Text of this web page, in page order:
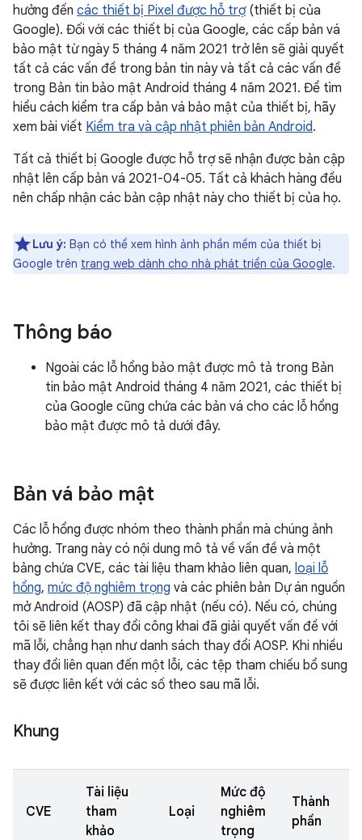
hưởng đến các thiết bị Pixel được hỗ trợ(thiết bị của
Google). Đối với các thiết bị của Google, các cấp bản vá
bảo mật từ ngày 5 tháng 4 năm 2021 trở lên sẽ giải quyết
tất cả các vấn đề trong bản tin này và tất cả các vấn đề
trong Bản tin bảo mật Android tháng 4 năm 2021. Để tìm
hiểu cách kiểm tra cấp bản vá bảo mật của thiết bị, hãy
xem bài viết Kiểm tra và cập nhật phiên bản Android.
Tất cả thiết bị Google được hỗ trợ sẽ nhận được bản cập
nhật lên cấp bản vá 2021-04-05. Tất cả khách hàng đều
nên chấp nhận các bản cập nhật này cho thiết bị của họ.
Lưu ý: Bạn có thể xem hình ảnh phần mềm của thiết bị
Google trên trang web dành cho nhà phát triển của Google.
Thông báo
Ngoài các lỗ hổng bảo mật được mô tả trong Bản
tin bảo mật Android tháng 4 năm 2021, các thiết bị
của Google cũng chứa các bản vá cho các lỗ hổng
bảo mật được mô tả dưới đây.
Bản vá bảo mật
Các lỗ hổng được nhóm theo thành phần mà chúng ảnh
hưởng. Trang này có nội dung mô tả về vấn đề và một
bảng chứa CVE, các tài liệu tham khảo liên quan, loại lỗ
hổng, mức độ nghiêm trọng và các phiên bản Dự án nguồn
mở Android (AOSP) đã cập nhật (nếu có). Nếu có, chúng
tôi sẽ liên kết thay đổi công khai đã giải quyết vấn đề với
mã lỗi, chẳng hạn như danh sách thay đổi AOSP. Khi nhiều
thay đổi liên quan đến một lỗi, các tệp tham chiếu bổ sung
sẽ được liên kết với các số theo sau mã lỗi.
Khung
CVE
Tài liệu
tham
khảo
Loại
Mức độ
nghiêm
trọng
Thành
phần